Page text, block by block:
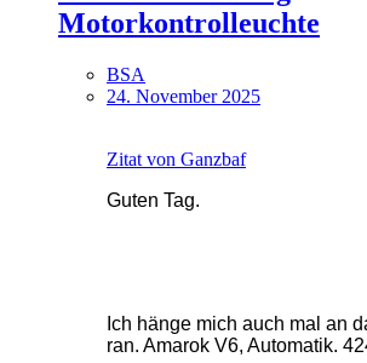
Motorkontrolleuchte
BSA
24. November 2025
Zitat von Ganzbaf
Guten Tag.
Ich hänge mich auch mal an
ran. Amarok V6, Automatik.